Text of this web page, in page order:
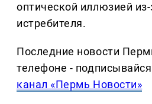
оптической иллюзией
истребителя.
Последние новости
телефоне -
канал «Пермь Новости»